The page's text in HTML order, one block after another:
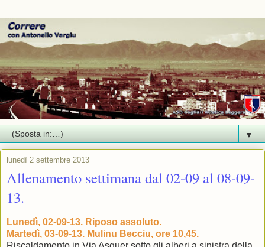
▼
lunedì 2 settembre 2013
Allenamento settimana dal 02-09 al 08-09-
13.
Lunedì, 02-09-13. Riposo assoluto.
Martedì, 03-09-13. Mulinu Becciu, ore 10,45.